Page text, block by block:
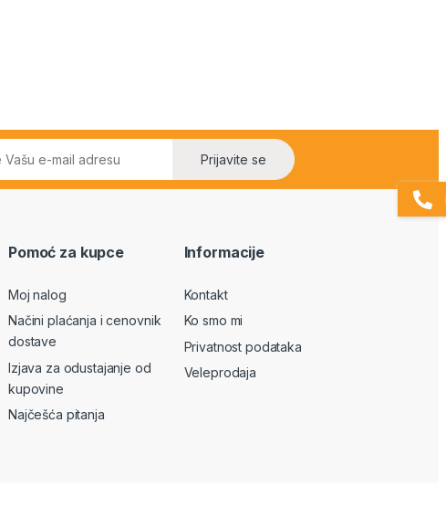
Prijavite se
Pomoć za kupce
Moj nalog
Načini plaćanja i cenovnik
dostave
Izjava za odustajanje od
kupovine
Najčešća pitanja
Informacije
Kontakt
Ko smo mi
Privatnost podataka
Veleprodaja